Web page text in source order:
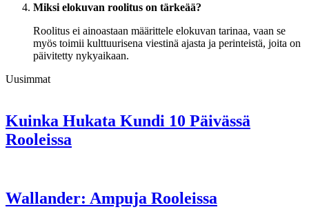
Miksi elokuvan roolitus on tärkeää?
Roolitus ei ainoastaan määrittele elokuvan tarinaa, vaan se
myös toimii kulttuurisena viestinä ajasta ja perinteistä, joita on
päivitetty nykyaikaan.
Uusimmat
Kuinka Hukata Kundi 10 Päivässä
Rooleissa
Wallander: Ampuja Rooleissa